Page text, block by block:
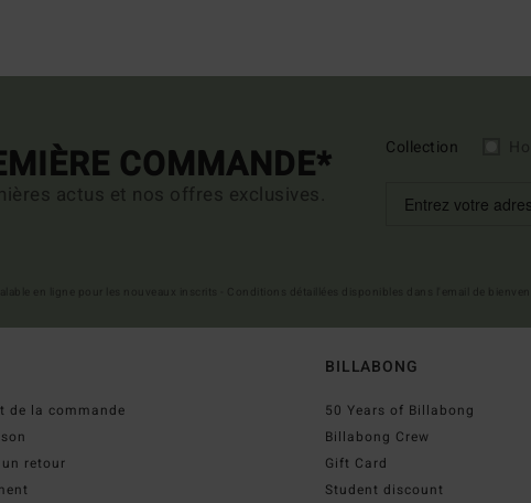
COMMANDE*
actus et nos offres exclusives.
Collection
de la commande
retour
BILLABONG
50 Years of Billabong
Billabong Crew
Gift Card
Student discount